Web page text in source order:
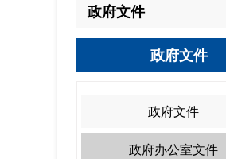
政府文件
政府文件
政府文件
政府办公室文件